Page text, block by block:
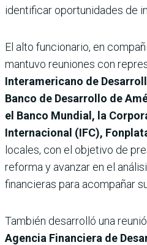
identificar oportunidades de
El alto funcionario, en
mantuvo reuniones con
Interamericano de
Banco de Desarrollo de
el Banco Mundial, la
Internacional (IFC),
locales, con el objetivo de
reforma y avanzar en el
financieras para acompañar
También desarrolló una
Agencia Financiera de